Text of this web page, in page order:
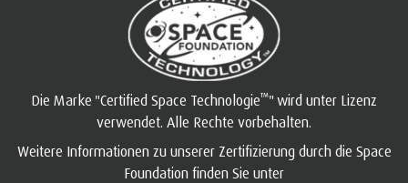
Die Marke "Certified Space Technologie™" wird unter Lizenz
verwendet. Alle Rechte vorbehalten.
Weitere Informationen zu unserer Zertifizierung durch die Space
Foundation finden Sie unter